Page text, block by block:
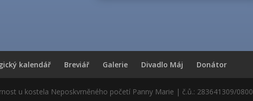
kalendář Breviář Galerie Divadlo Máj Donátor
u kostela Neposkvrněného početí Panny Marie | č.ů.: 283641309/0800